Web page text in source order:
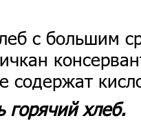
с большим
содержат
горячий хлеб.